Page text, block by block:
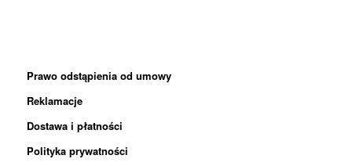
Prawo odstąpienia od umowy
Reklamacje
Dostawa i płatności
Polityka prywatności